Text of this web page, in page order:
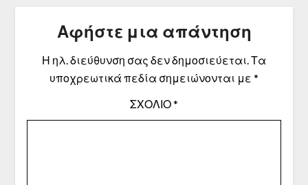
Αφήστε μια απάντηση
Η ηλ. διεύθυνση σας δεν δημοσιεύεται.Τα
υποχρεωτικά πεδία σημειώνονται με *
ΣΧΌΛΙΟ*